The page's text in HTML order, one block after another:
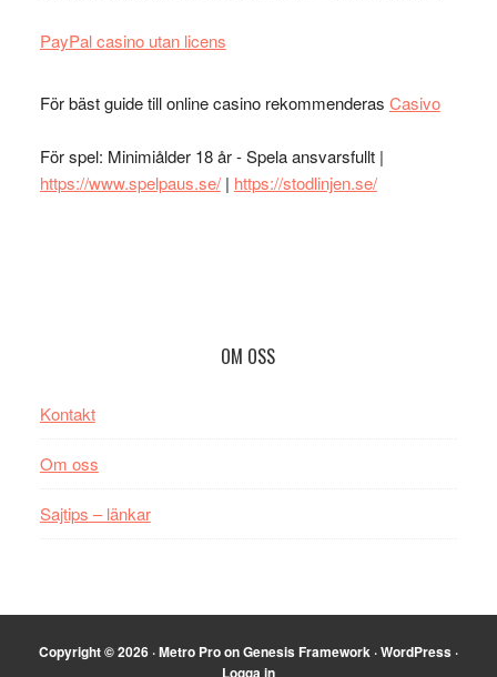
PayPal casino utan licens
För bäst guide till online casino rekommenderas Casivo
För spel: Minimiålder 18 år - Spela ansvarsfullt |
https://www.spelpaus.se/| https://stodlinjen.se/
OM OSS
Kontakt
Om oss
Sajtips – länkar
Copyright © 2026 ·Metro ProonGenesis Framework ·WordPress ·
Logga in